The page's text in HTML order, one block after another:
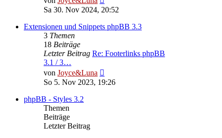
Beitrag
Sa 30. Nov 2024, 20:52
Extensionen und Snippets phpBB 3.3
3 Themen
18 Beiträge
Letzter Beitrag Re: Footerlinks phpBB
3.1 / 3…
von Joyce&Luna
Beitrag
So 5. Nov 2023, 19:26
phpBB - Styles 3.2
Themen
Beiträge
Letzter Beitrag